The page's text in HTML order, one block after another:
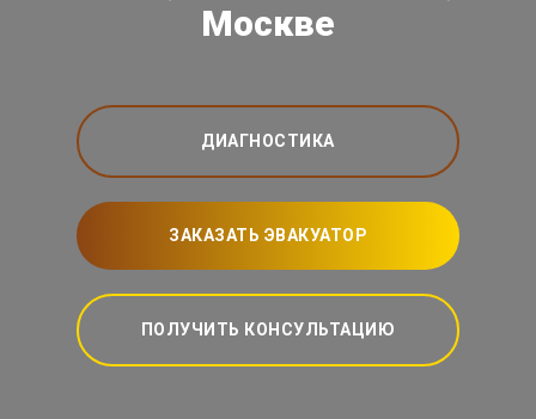
Москве
ДИАГНОСТИКА
ЗАКАЗАТЬ ЭВАКУАТОР
ПОЛУЧИТЬ КОНСУЛЬТАЦИЮ